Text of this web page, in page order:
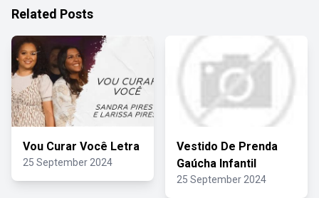
Related Posts
Vou Curar Você Letra
25 September 2024
Vestido De Prenda
Gaúcha Infantil
25 September 2024